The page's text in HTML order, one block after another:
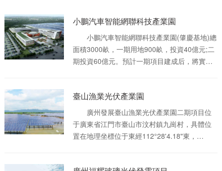
小鵬汽車智能網聯科技產業園
小鵬汽車智能網聯科技產業園(肇慶基地)總
面積3000畝，一期用地900畝，投資40億元;二
期投資60億元。預計一期項目建成后，將實現
數據平臺打造、汽車研發、零部件制造、供應
鏈合作、整車生產、試制試驗、國際業務、汽
車服務貿易等多種業務為一體。
臺山漁業光伏產業園
廣州發展臺山漁業光伏產業園二期項目位
于廣東省江門市臺山市汶村鎮九崗村，具體位
置在地理坐標位于東經112°28'4.18"東，